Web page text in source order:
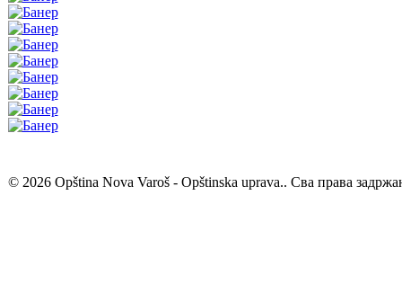
© 2026 Opština Nova Varoš - Opštinska uprava.. Сва права